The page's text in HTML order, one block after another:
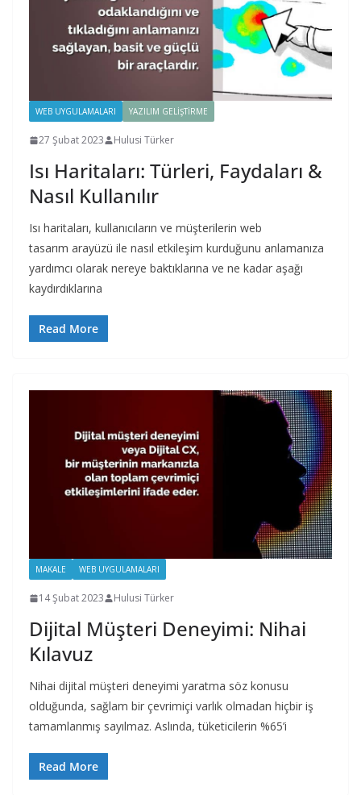
WEB UYGULAMALARI YAZILIM GELIŞTIRME
27 Şubat 2023 Hulusi Türker
Isı Haritaları: Türleri, Faydaları &
Nasıl Kullanılır
Isı haritaları, kullanıcıların ve müşterilerin web
tasarım arayüzü ile nasıl etkileşim kurduğunu anlamanıza
yardımcı olarak nereye baktıklarına ve ne kadar aşağı
kaydırdıklarına
Read More
MAKALE WEB UYGULAMALARI
14 Şubat 2023 Hulusi Türker
Dijital Müşteri Deneyimi: Nihai
Kılavuz
Nihai dijital müşteri deneyimi yaratma söz konusu
olduğunda, sağlam bir çevrimiçi varlık olmadan hiçbir iş
tamamlanmış sayılmaz. Aslında, tüketicilerin %65’i
Read More